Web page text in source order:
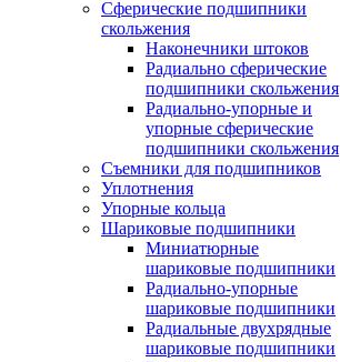
Сферические подшипники
скольжения
Наконечники штоков
Радиально сферические
подшипники скольжения
Радиально-упорные и
упорные сферические
подшипники скольжения
Съемники для подшипников
Уплотнения
Упорные кольца
Шариковые подшипники
Миниатюрные
шариковые подшипники
Радиально-упорные
шариковые подшипники
Радиальные двухрядные
шариковые подшипники